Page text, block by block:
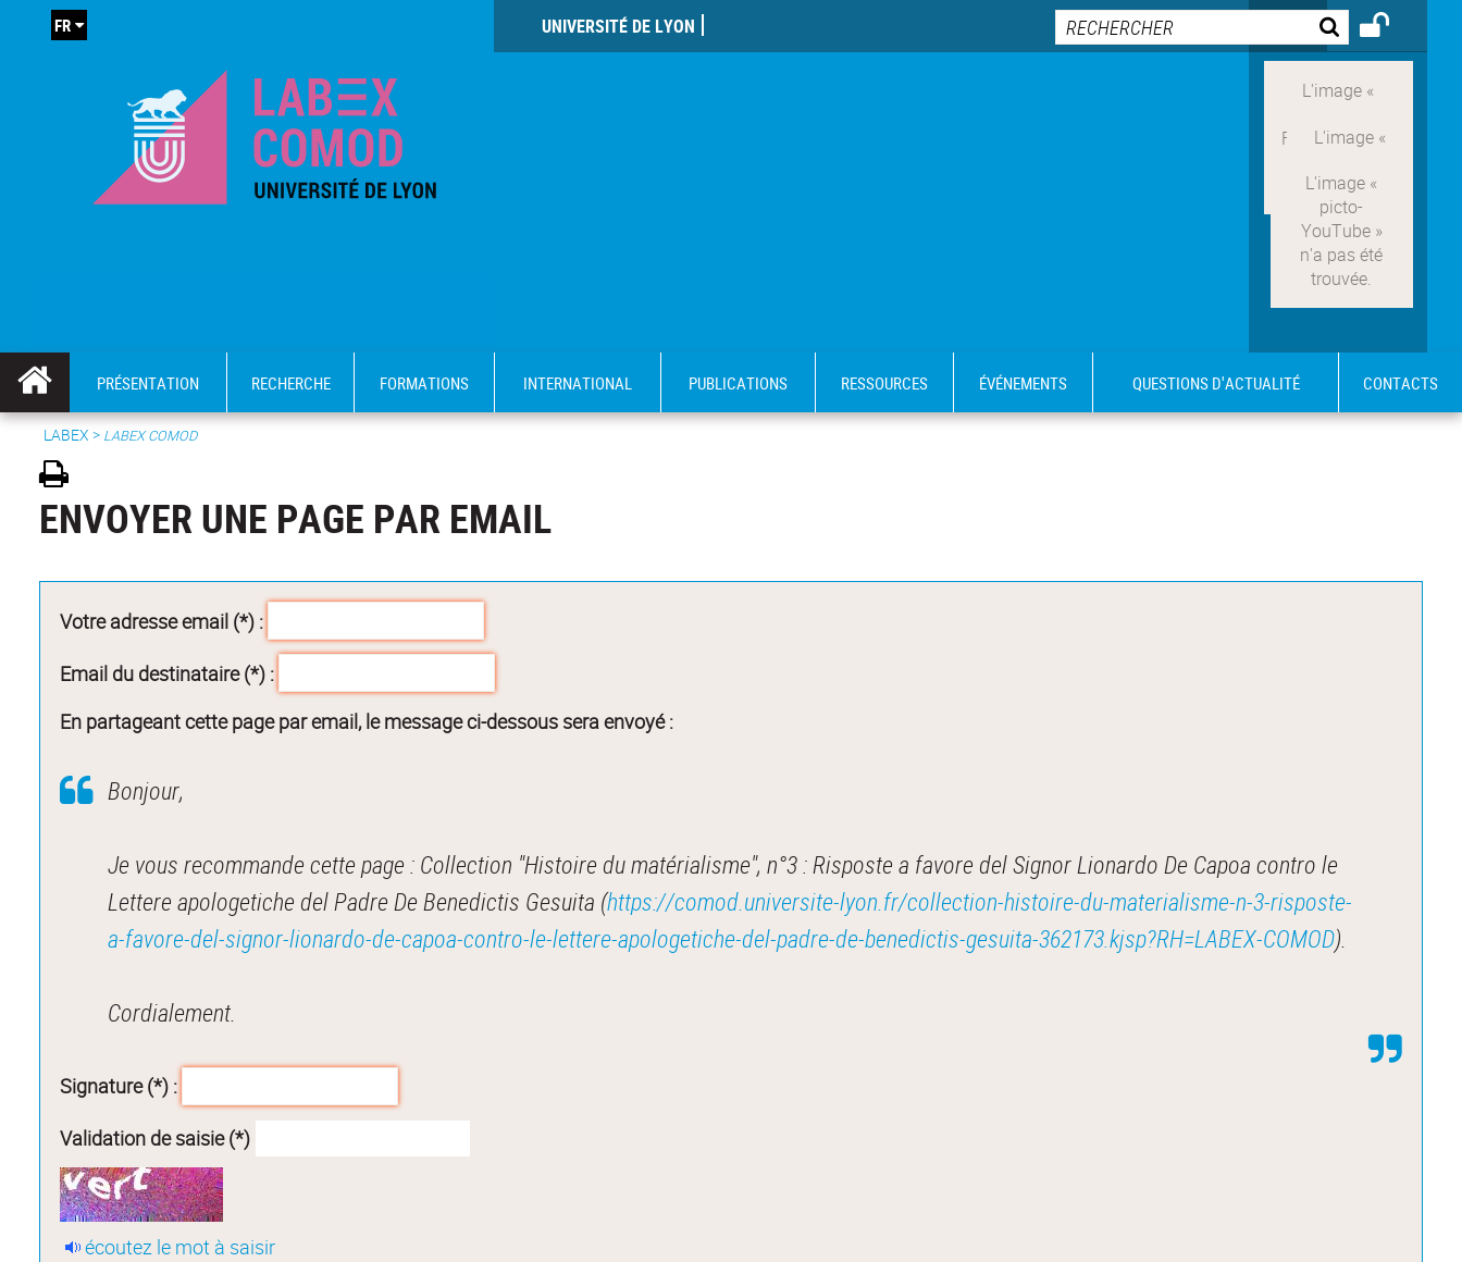
UNIVERSITÉ DE LYON
FR
PRÉSENTATION RECHERCHE FORMATIONS INTERNATIONAL PUBLICATIONS RESSOURCES ÉVÉNEMENTS QUESTIONS D'ACTUALITÉ CONTACTS
LABEX > LABEX COMOD
ENVOYER UNE PAGE PAR EMAIL
Votre adresse email (*) :
Email du destinataire (*) :
En partageant cette page par email, le message ci-dessous sera envoyé :
Bonjour,
Je vous recommande cette page : Collection "Histoire du matérialisme", n°3 : Risposte a favore del Signor Lionardo De Capoa contro le
Lettere apologetiche del Padre De Benedictis Gesuita (https://comod.universite-lyon.fr/collection-histoire-du-materialisme-n-3-risposte-
a-favore-del-signor-lionardo-de-capoa-contro-le-lettere-apologetiche-del-padre-de-benedictis-gesuita-362173.kjsp?RH=LABEX-COMOD).
Cordialement.
Signature (*) :
Validation de saisie (*)
écoutez le mot à saisir